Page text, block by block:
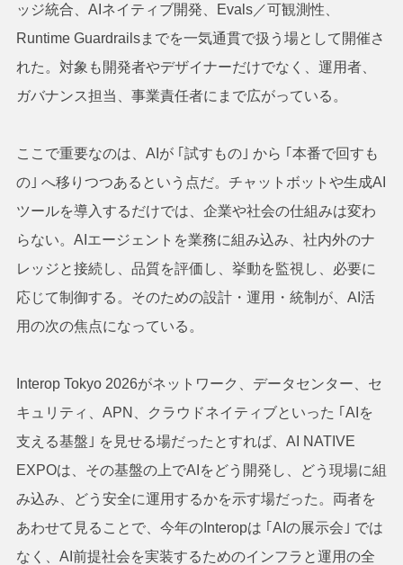
ッジ統合、AIネイティブ開発、Evals／可観測性、
Runtime Guardrailsまでを一気通貫で扱う場として開催さ
れた。対象も開発者やデザイナーだけでなく、運用者、
ガバナンス担当、事業責任者にまで広がっている。
ここで重要なのは、AIが ｢試すもの｣ から ｢本番で回すも
の｣ へ移りつつあるという点だ。チャットボットや生成AI
ツールを導入するだけでは、企業や社会の仕組みは変わ
らない。AIエージェントを業務に組み込み、社内外のナ
レッジと接続し、品質を評価し、挙動を監視し、必要に
応じて制御する。そのための設計・運用・統制が、AI活
用の次の焦点になっている。
Interop Tokyo 2026がネットワーク、データセンター、セ
キュリティ、APN、クラウドネイティブといった ｢AIを
支える基盤｣ を見せる場だったとすれば、AI NATIVE
EXPOは、その基盤の上でAIをどう開発し、どう現場に組
み込み、どう安全に運用するかを示す場だった。両者を
あわせて見ることで、今年のInteropは ｢AIの展示会｣ では
なく、AI前提社会を実装するためのインフラと運用の全